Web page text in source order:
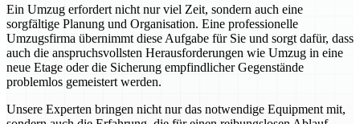
Ein Umzug erfordert nicht nur viel Zeit, sondern auch eine
sorgfältige Planung und Organisation. Eine professionelle
Umzugsfirma übernimmt diese Aufgabe für Sie und sorgt dafür, dass
auch die anspruchsvollsten Herausforderungen wie Umzug in eine
neue Etage oder die Sicherung empfindlicher Gegenstände
problemlos gemeistert werden.
Unsere Experten bringen nicht nur das notwendige Equipment mit,